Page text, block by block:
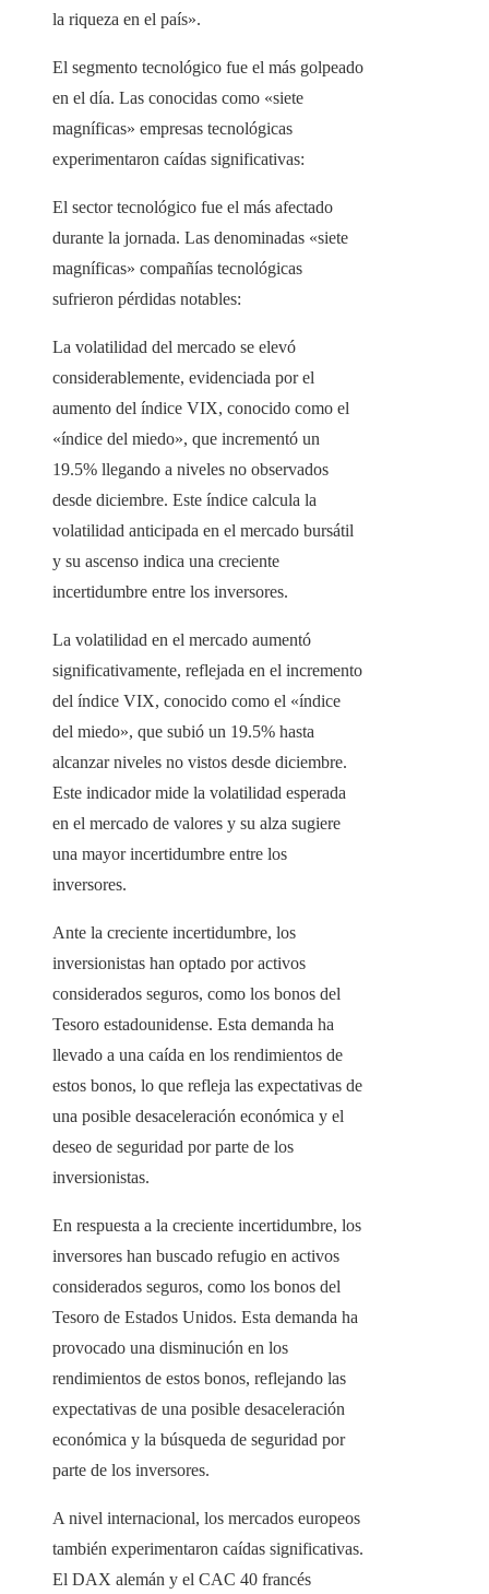
la riqueza en el país».​
El segmento tecnológico fue el más golpeado
en el día. Las conocidas como «siete
magníficas» empresas tecnológicas
experimentaron caídas significativas:
El sector tecnológico fue el más afectado
durante la jornada. Las denominadas «siete
magníficas» compañías tecnológicas
sufrieron pérdidas notables:​
La volatilidad del mercado se elevó
considerablemente, evidenciada por el
aumento del índice VIX, conocido como el
«índice del miedo», que incrementó un
19.5% llegando a niveles no observados
desde diciembre. Este índice calcula la
volatilidad anticipada en el mercado bursátil
y su ascenso indica una creciente
incertidumbre entre los inversores.​
La volatilidad en el mercado aumentó
significativamente, reflejada en el incremento
del índice VIX, conocido como el «índice
del miedo», que subió un 19.5% hasta
alcanzar niveles no vistos desde diciembre.
Este indicador mide la volatilidad esperada
en el mercado de valores y su alza sugiere
una mayor incertidumbre entre los
inversores.​
Ante la creciente incertidumbre, los
inversionistas han optado por activos
considerados seguros, como los bonos del
Tesoro estadounidense. Esta demanda ha
llevado a una caída en los rendimientos de
estos bonos, lo que refleja las expectativas de
una posible desaceleración económica y el
deseo de seguridad por parte de los
inversionistas.
En respuesta a la creciente incertidumbre, los
inversores han buscado refugio en activos
considerados seguros, como los bonos del
Tesoro de Estados Unidos. Esta demanda ha
provocado una disminución en los
rendimientos de estos bonos, reflejando las
expectativas de una posible desaceleración
económica y la búsqueda de seguridad por
parte de los inversores.​
A nivel internacional, los mercados europeos
también experimentaron caídas significativas.
El DAX alemán y el CAC 40 francés